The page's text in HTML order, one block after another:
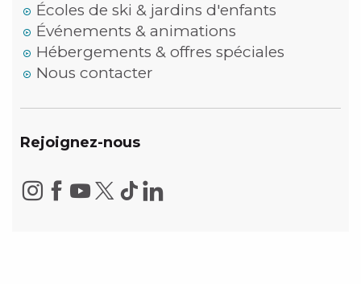
Écoles de ski & jardins d'enfants
Événements & animations
Hébergements & offres spéciales
Nous contacter
Rejoignez-nous